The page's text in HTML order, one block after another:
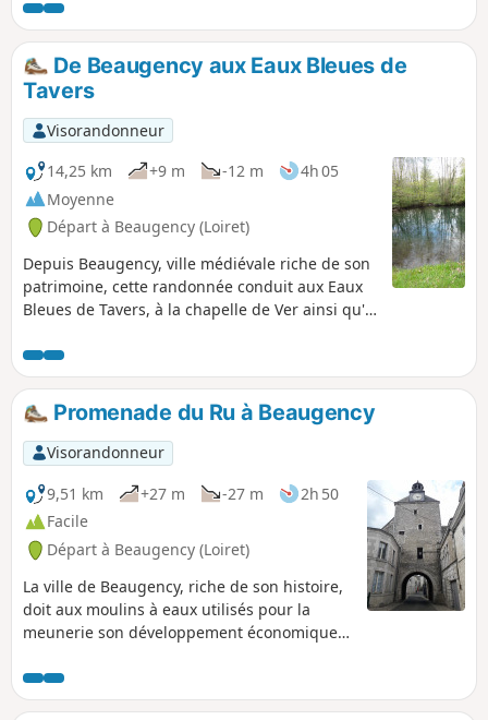
De Beaugency aux Eaux Bleues de
Tavers
Visorandonneur
14,25 km
+9 m -12 m
4h 05
Moyenne
Départ à Beaugency (Loiret)
Depuis Beaugency, ville médiévale riche de son
patrimoine, cette randonnée conduit aux Eaux
Bleues de Tavers, à la chapelle de Ver ainsi qu'à
vues sur la Loire.
Promenade du Ru à Beaugency
Visorandonneur
9,51 km
+27 m -27 m
2h 50
Facile
Départ à Beaugency (Loiret)
La ville de Beaugency, riche de son histoire,
doit aux moulins à eaux utilisés pour la
meunerie son développement économique
cette promenade vous guidera entre
monuments historiques et paysages variés.